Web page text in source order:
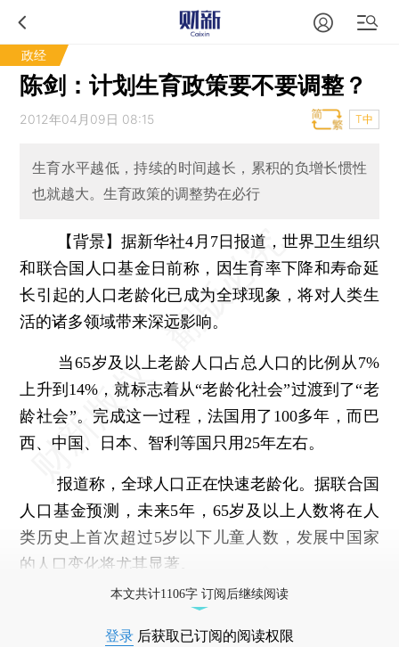
政经
陈剑：计划生育政策要不要调整？
2012年04月09日 08:15 T中
生育水平越低，持续的时间越长，累积的负增长惯性
也就越大。生育政策的调整势在必行
【背景】据新华社4月7日报道，世界卫生组织
和联合国人口基金日前称，因生育率下降和寿命延
长引起的人口老龄化已成为全球现象，将对人类生
活的诸多领域带来深远影响。
当65岁及以上老龄人口占总人口的比例从7%
上升到14%，就标志着从“老龄化社会”过渡到了“老
龄社会”。完成这一过程，法国用了100多年，而巴
西、中国、日本、智利等国只用25年左右。
报道称，全球人口正在快速老龄化。据联合国
人口基金预测，未来5年，65岁及以上人数将在人
类历史上首次超过5岁以下儿童人数，发展中国家
的人口变化将尤其显著。
本文共计1106字 订阅后继续阅读
登录 后获取已订阅的阅读权限